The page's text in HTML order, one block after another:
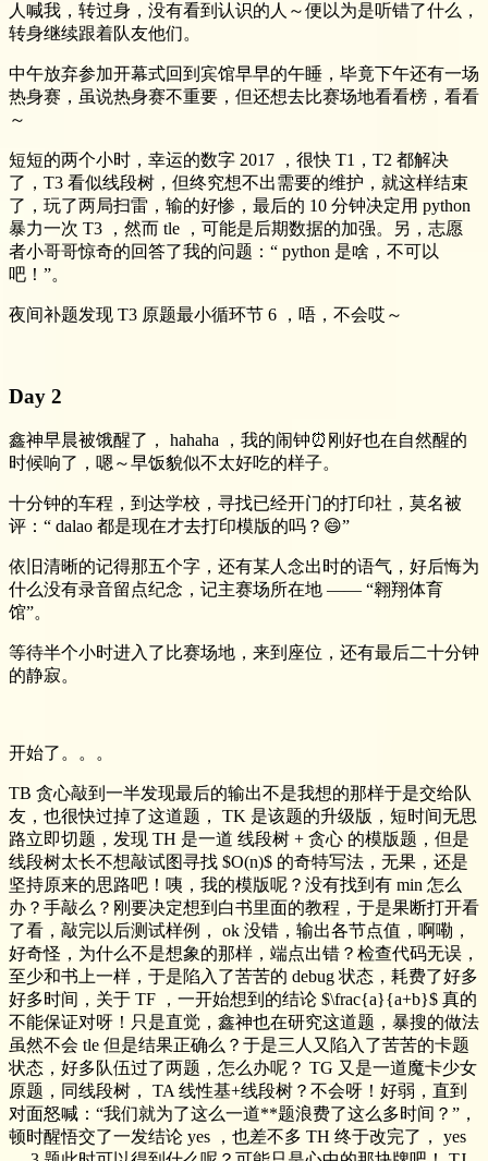
人喊我，转过身，没有看到认识的人～便以为是听错了什么，
转身继续跟着队友他们。
中午放弃参加开幕式回到宾馆早早的午睡，毕竟下午还有一场
热身赛，虽说热身赛不重要，但还想去比赛场地看看榜，看看
～
短短的两个小时，幸运的数字 2017 ，很快 T1，T2 都解决
了，T3 看似线段树，但终究想不出需要的维护，就这样结束
了，玩了两局扫雷，输的好惨，最后的 10 分钟决定用 python
暴力一次 T3 ，然而 tle ，可能是后期数据的加强。另，志愿
者小哥哥惊奇的回答了我的问题：“ python 是啥，不可以
吧！”。
夜间补题发现 T3 原题最小循环节 6 ，唔，不会哎～
Day 2
鑫神早晨被饿醒了， hahaha ，我的闹钟⏰刚好也在自然醒的
时候响了，嗯～早饭貌似不太好吃的样子。
十分钟的车程，到达学校，寻找已经开门的打印社，莫名被
评：“ dalao 都是现在才去打印模版的吗？😄”
依旧清晰的记得那五个字，还有某人念出时的语气，好后悔为
什么没有录音留点纪念，记主赛场所在地 —— “翱翔体育
馆”。
等待半个小时进入了比赛场地，来到座位，还有最后二十分钟
的静寂。
开始了。。。
TB 贪心敲到一半发现最后的输出不是我想的那样于是交给队
友，也很快过掉了这道题， TK 是该题的升级版，短时间无思
路立即切题，发现 TH 是一道 线段树 + 贪心 的模版题，但是
线段树太长不想敲试图寻找 $O(n)$ 的奇特写法，无果，还是
坚持原来的思路吧！咦，我的模版呢？没有找到有 min 怎么
办？手敲么？刚要决定想到白书里面的教程，于是果断打开看
了看，敲完以后测试样例， ok 没错，输出各节点值，啊嘞，
好奇怪，为什么不是想象的那样，端点出错？检查代码无误，
至少和书上一样，于是陷入了苦苦的 debug 状态，耗费了好多
好多时间，关于 TF ，一开始想到的结论 $\frac{a}{a+b}$ 真的
不能保证对呀！只是直觉，鑫神也在研究这道题，暴搜的做法
虽然不会 tle 但是结果正确么？于是三人又陷入了苦苦的卡题
状态，好多队伍过了两题，怎么办呢？ TG 又是一道魔卡少女
原题，同线段树， TA 线性基+线段树？不会呀！好弱，直到
对面怒喊：“我们就为了这么一道**题浪费了这么多时间？”，
顿时醒悟交了一发结论 yes ，也差不多 TH 终于改完了， yes